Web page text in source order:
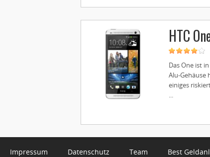
HTC
Das One ist
Alu-Gehäuse
einiges
...
Impressum Datenschutz Team Best